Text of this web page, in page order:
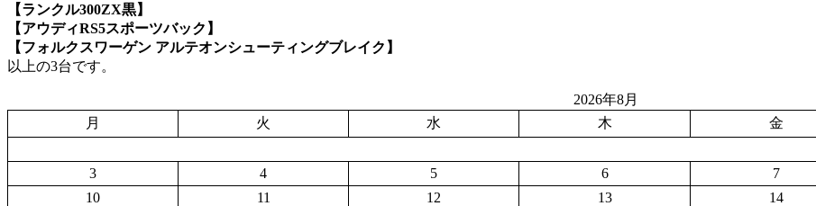
【ランクル300ZX黒】
【アウディRS5スポーツバック】
【フォルクスワーゲン アルテオンシューティングブレイク】
以上の3台です。
2026年8月
月
火 水 木 金
3
4 5 6 7
10
11 12 13 14